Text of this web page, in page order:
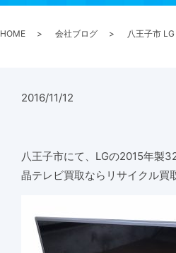
HOME 会社ブログ 八王子市
2016/11/12
八王子市にて、LGの2015年製
晶テレビ買取ならリサイクル買